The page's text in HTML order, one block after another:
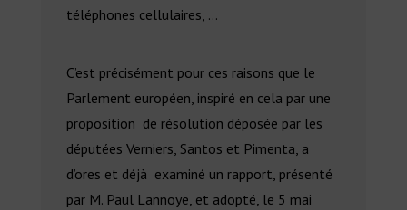
téléphones cellulaires, …
C’est précisément pour ces raisons que le
Parlement européen, inspiré en cela par une
proposition de résolution déposée par les
députées Verniers, Santos et Pimenta, a
d’ores et déjà examiné un rapport, présenté
par M. Paul Lannoye, et adopté, le 5 mai